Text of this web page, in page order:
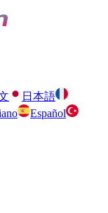
日本語
Español